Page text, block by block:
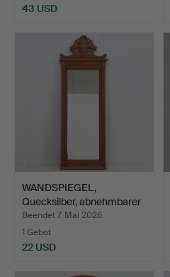
43 USD
WANDSPIEGEL,
Quecksilber, abnehmbarer
gesc…
Beendet 7. Mai 2026
1 Gebot
22 USD